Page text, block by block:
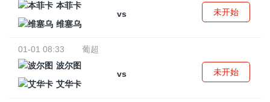
本菲卡
vs
维塞乌
未开始
01-01 08:33
葡超
波尔图
vs
艾华卡
未开始